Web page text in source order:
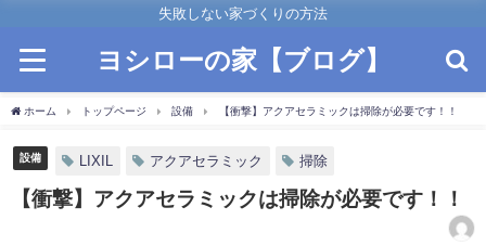
失敗しない家づくりの方法
ヨシローの家【ブログ】
ホーム トップページ 設備 【衝撃】アクアセラミックは掃除が必要です！！
設備 LIXIL アクアセラミック 掃除
【衝撃】アクアセラミックは掃除が必要です！！